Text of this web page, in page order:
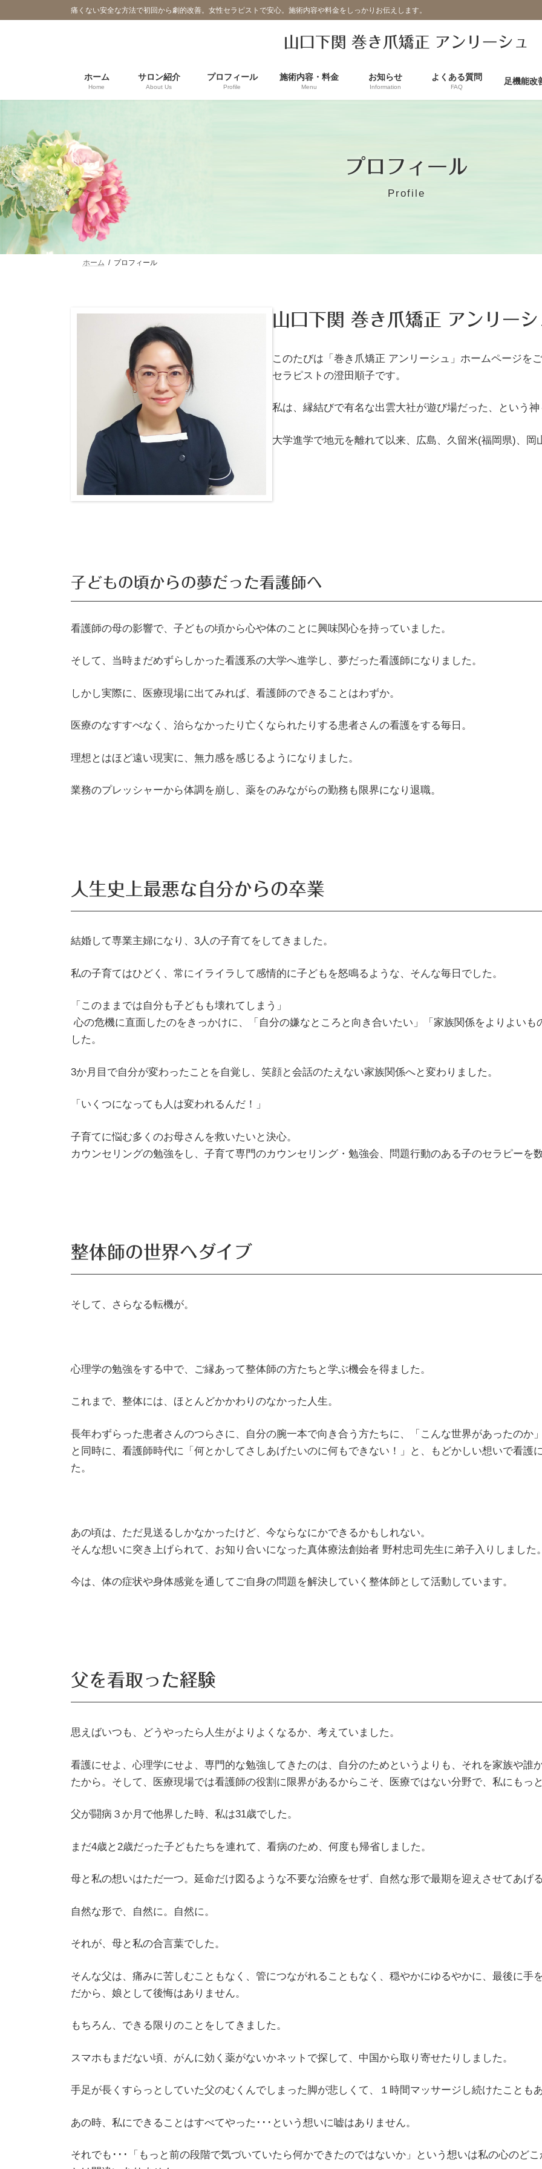
ン
キ
ビ
に
痛くない安全な方法で初回から劇的改善。女性セラピストで安心。施術内容や料金をしっかりお伝えします。
山口下関 巻き爪矯正 アンリーシュ
ホーム
Home
サロン紹介
About Us
プロフィール
Profile
施術内容・料金
Menu
お知らせ
Information
よくある質問
FAQ
足機能改
プロフィール
Profile
ホーム プロフィール
山口下関 巻き爪矯正 アンリー
このたびは「巻き爪矯正 アンリーシュ」ホームページを
セラピストの澄田順子です。
私は、縁結びで有名な出雲大社が遊び場だった、という
大学進学で地元を離れて以来、広島、久留米(福岡県)、岡
子どもの頃からの夢だった看護師へ
看護師の母の影響で、子どもの頃から心や体のことに興味関心を持っていました。
​そして、当時まだめずらしかった看護系の大学へ進学し、夢だった看護師になりました。
​しかし実際に、医療現場に出てみれば、看護師のできることはわずか。
​医療のなすすべなく、治らなかったり亡くなられたりする患者さんの看護をする毎日。
理想とはほど遠い現実に、無力感を感じるようになりました。
業務のプレッシャーから体調を崩し、薬をのみながらの勤務も限界になり退職。
人生史上最悪な自分からの卒業
結婚して専業主婦になり、3人の子育てをしてきました。
私の子育てはひどく、常にイライラして感情的に子どもを怒鳴るような、そんな毎日でした。
​「このままでは自分も子どもも壊れてしまう」​
心の危機に直面したのをきっかけに、「自分の嫌なところと向き合いたい」「家族関係をよりよいも
した。
3か月目で自分が変わったことを自覚し、笑顔と会話のたえない家族関係へと変わりました。
「いくつになっても人は変われるんだ！」
子育てに悩む多くのお母さんを救いたいと決心。
カウンセリングの勉強をし、子育て専門のカウンセリング・勉強会、問題行動のある子のセラピーを
​整体師の世界へダイブ
そして、さらなる転機が。
心理学の勉強をする中で、ご縁あって整体師の方たちと学ぶ機会を得ました。
これまで、整体には、ほとんどかかわりのなかった人生。
長年わずらった患者さんのつらさに、自分の腕一本で向き合う方たちに、「こんな世界があったのか
と同時に、看護師時代に「何とかしてさしあげたいのに何もできない！」と、もどかしい想いで看護
た。
あの頃は、ただ見送るしかなかったけど、今ならなにかできるかもしれない。
そんな想いに突き上げられて、お知り合いになった真体療法創始者 野村忠司先生に弟子入りしました。
​今は、体の症状や身体感覚を通してご自身の問題を解決していく整体師として活動しています。
父を看取った経験
思えばいつも、どうやったら人生がよりよくなるか、考えていました。
看護にせよ、心理学にせよ、専門的な勉強してきたのは、自分のためというよりも、それを家族や誰
たから。​そして、医療現場では看護師の役割に限界があるからこそ、医療ではない分野で、私にもっ
父が闘病３か月で他界した時、私は31歳でした。
まだ4歳と2歳だった子どもたちを連れて、看病のため、何度も帰省しました。
母と私の想いはただ一つ。​延命だけ図るような不要な治療をせず、自然な形で最期を迎えさせてあげる
自然な形で、自然に。自然に。​
それが、母と私の合言葉でした。​
そんな父は、痛みに苦しむこともなく、管につながれることもなく、穏やかにゆるやかに、最後に手
だから、娘として後悔はありません。
​もちろん、できる限りのことをしてきました。​
スマホもまだない頃、がんに効く薬がないかネットで探して、中国から取り寄せたりしました。
手足が長くすらっとしていた父のむくんでしまった脚が悲しくて、１時間マッサージし続けたこともあ
あの時、私にできることはすべてやった･･･という想いに嘘はありません。​
それでも･･･「もっと前の段階で気づいていたら何かできたのではないか」という想いは私の心のど